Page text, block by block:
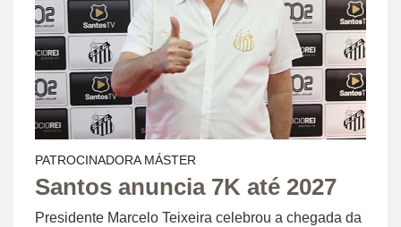
PATROCINADORA MÁSTER
Santos anuncia 7K até 2027
Presidente Marcelo Teixeira celebrou a chegada da